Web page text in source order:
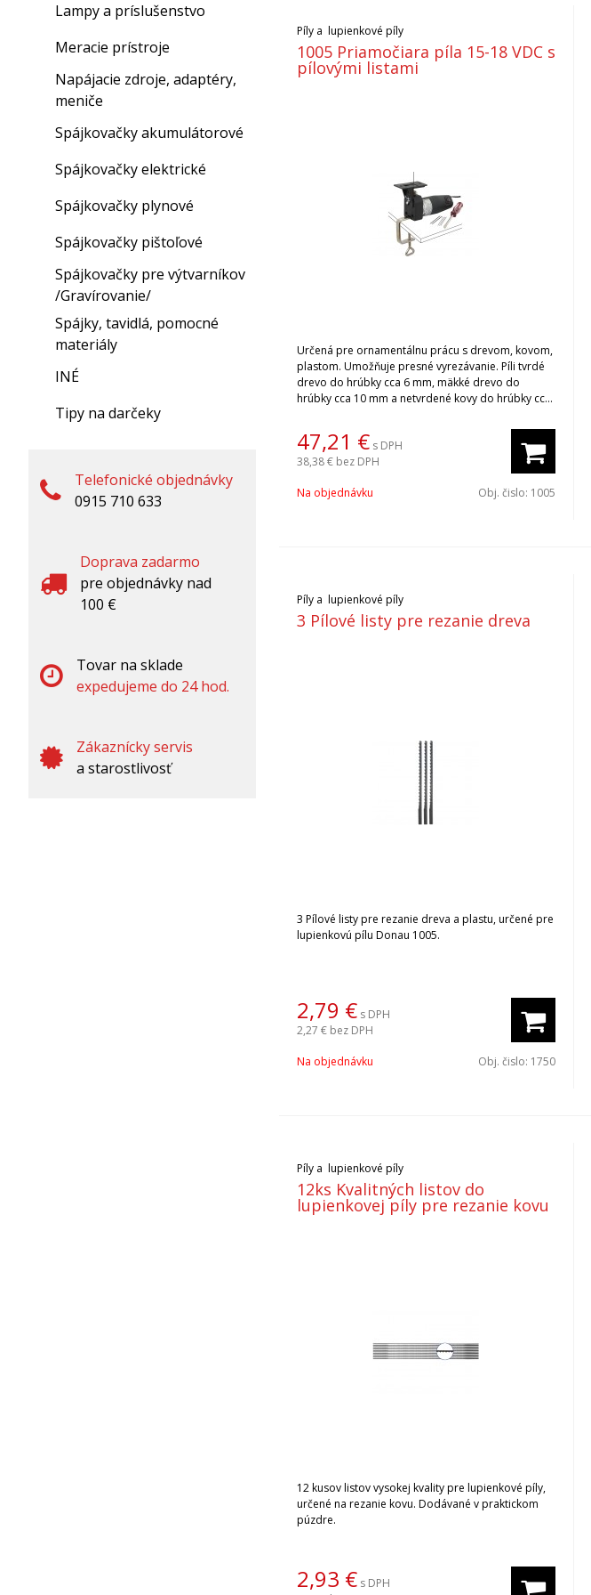
Píly a lupienkové píly
1005 Priamočiara píla 15-18 VDC s
pílovými listami
Určená pre ornamentálnu prácu s drevom, kovom,
plastom. Umožňuje presné vyrezávanie. Píli tvrdé
drevo do hrúbky cca 6 mm, mäkké drevo do
hrúbky cca 10 mm a netvrdené kovy do hrúbky cca
od tvrdosti. Parametre: napätie 15-18Vdc, výkon
45-80 W, 3000-5000 ot/min. Priamočiara píla
Donau 1002 je dodávaná 3 pílovými listami pre
rezanie dreva a kovov a s úchytkou na pracovný
stôl. Zvlášť je možné doobjednať náhradné pílové
47,21 € s DPH
38,38 € bez DPH
Na objednávku Obj. čislo: 1005
Píly a lupienkové píly
3 Pílové listy pre rezanie dreva
3 Pílové listy pre rezanie dreva a plastu, určené pre
lupienkovú pílu Donau 1005.
2,79 € s DPH
2,27 € bez DPH
Na objednávku Obj. čislo: 1750
Píly a lupienkové píly
12ks Kvalitných listov do
lupienkovej píly pre rezanie kovu
12 kusov listov vysokej kvality pre lupienkové píly,
určené na rezanie kovu. Dodávané v praktickom
púzdre.
2,93 € s DPH
Lampy a príslušenstvo
Meracie prístroje
Napájacie zdroje, adaptéry,
meniče
Spájkovačky akumulátorové
Spájkovačky elektrické
Spájkovačky plynové
Spájkovačky pištoľové
Spájkovačky pre výtvarníkov
/Gravírovanie/
Spájky, tavidlá, pomocné
materiály
INÉ
Tipy na darčeky
Telefonické objednávky
0915 710 633
Doprava zadarmo
pre objednávky nad
100 €
Tovar na sklade
expedujeme do 24 hod.
Zákaznícky servis
a starostlivosť